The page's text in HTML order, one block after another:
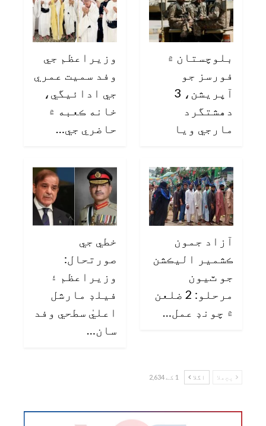
بلوچستان ۾
فورسز جو
آپريشن، 3
دهشتگرد
مارجي ويا
وزيراعظم جي
وفد سميت عمري
جي ادائيگي،
خانه ڪعبه ۾
حاضري جي…
آزاد جمون
ڪشمير اليڪشن
جو ٽيون
مرحلو: 2 ضلعن
۾ چونڊ عمل…
خطي جي
صورتحال:
وزيراعظم ۽
فيلڊ مارشل
اعليٰ سطحي وفد
سان…
پچھلا اگلا 1 کے 2,634